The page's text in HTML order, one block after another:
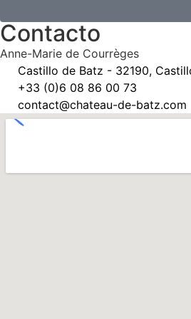
Contacto
Anne-Marie de Courrèges
Castillo de Batz - 32190,
+33 (0)6 08 86 00 73
contact@chateau-de-batz.com